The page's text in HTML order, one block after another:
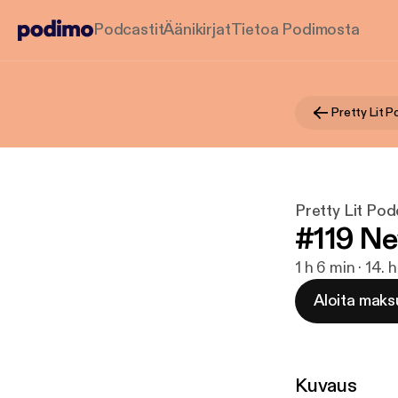
PodcastitÄänikirjatTietoa Podimosta
Pretty Lit
Pretty Lit
#119
1 h 6 min · 14.
Aloita
Kuvaus